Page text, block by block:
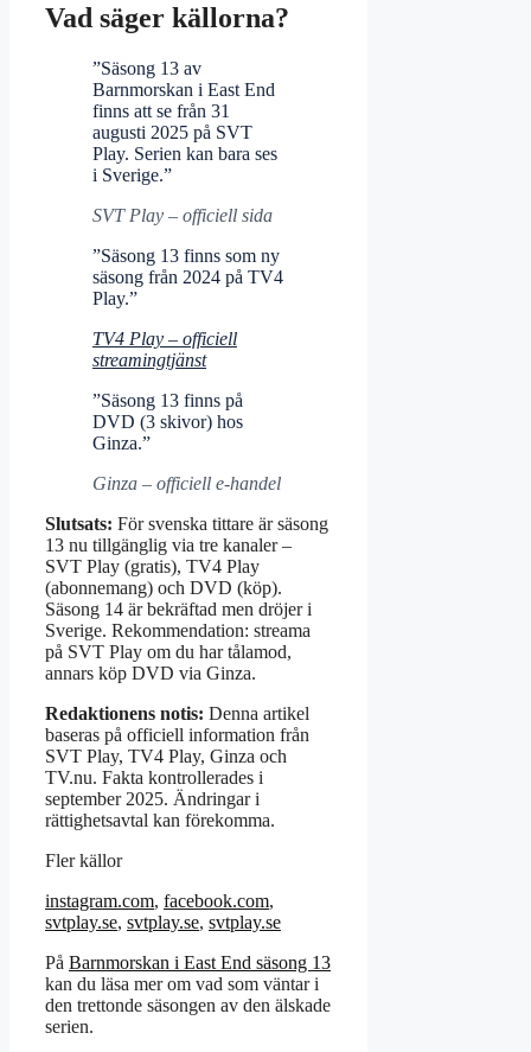
Vad säger källorna?
”Säsong 13 av
Barnmorskan i East End
finns att se från 31
augusti 2025 på SVT
Play. Serien kan bara ses
i Sverige.”
SVT Play – officiell sida
”Säsong 13 finns som ny
säsong från 2024 på TV4
Play.”
TV4 Play – officiell
streamingtjänst
”Säsong 13 finns på
DVD (3 skivor) hos
Ginza.”
Ginza – officiell e-handel
Slutsats: För svenska tittare är säsong
13 nu tillgänglig via tre kanaler –
SVT Play (gratis), TV4 Play
(abonnemang) och DVD (köp).
Säsong 14 är bekräftad men dröjer i
Sverige. Rekommendation: streama
på SVT Play om du har tålamod,
annars köp DVD via Ginza.
Redaktionens notis: Denna artikel
baseras på officiell information från
SVT Play, TV4 Play, Ginza och
TV.nu. Fakta kontrollerades i
september 2025. Ändringar i
rättighetsavtal kan förekomma.
Fler källor
instagram.com, facebook.com,
svtplay.se, svtplay.se, svtplay.se
På Barnmorskan i East End säsong 13
kan du läsa mer om vad som väntar i
den trettonde säsongen av den älskade
serien.